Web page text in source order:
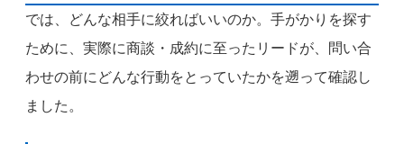
では、どんな相手に絞ればいいのか。手がかりを探す
ために、実際に商談・成約に至ったリードが、問い合
わせの前にどんな行動をとっていたかを遡って確認し
ました。